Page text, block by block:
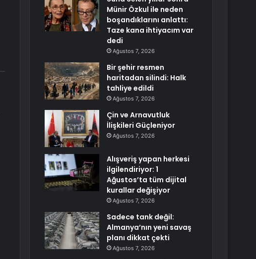
Münir Özkul ile neden
boşandıklarını anlattı:
Taze kana ihtiyacım var
dedi
Ağustos 7, 2026
Bir şehir resmen
haritadan silindi: Halk
tahliye edildi
Ağustos 7, 2026
Çin ve Arnavutluk
İlişkileri Güçleniyor
Ağustos 7, 2026
Alışveriş yapan herkesi
ilgilendiriyor: 1
Ağustos’ta tüm dijital
kurallar değişiyor
Ağustos 7, 2026
Sadece tank değil:
Almanya’nın yeni savaş
planı dikkat çekti
Ağustos 7, 2026